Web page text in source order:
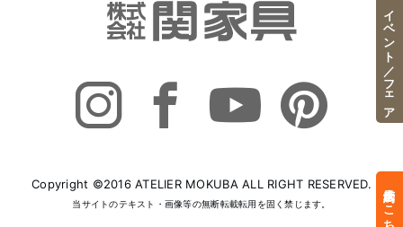
Copyright ©2016 ATELIER MOKUBA ALL RIGHT RESERVED.
当サイトのテキスト・画像等の無断転載転用を固く禁じます。 来店予約はこちら
イベント／フェア